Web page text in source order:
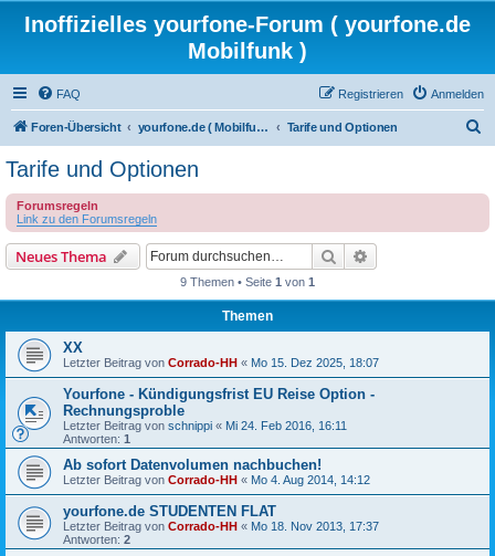
Inoffizielles yourfone-Forum ( yourfone.de
Mobilfunk )
FAQ Anmelden
Registrieren
Foren-Übersicht yourfone.de ( Mobilfunkangebot ) Tarife und Optionen
e
Tarife und Optionen
Forumsregeln
Link zu den Forumsregeln
Neues Thema Suche
9 Themen • Seite 1 von 1
Themen
XX
Letzter Beitrag von Corrado-HH « Mo 15. Dez 2025, 18:07
Yourfone - Kündigungsfrist EU Reise Option -
Rechnungsproble
Letzter Beitrag von schnippi « Mi 24. Feb 2016, 16:11
Antworten: 1
Ab sofort Datenvolumen nachbuchen!
Letzter Beitrag von Corrado-HH « Mo 4. Aug 2014, 14:12
yourfone.de STUDENTEN FLAT
Letzter Beitrag von Corrado-HH « Mo 18. Nov 2013, 17:37
Antworten: 2